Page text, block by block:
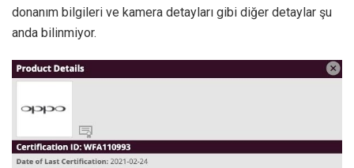
donanım bilgileri ve kamera detayları gibi diğer detaylar şu
anda bilinmiyor.